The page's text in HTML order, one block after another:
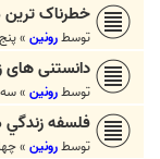
خطرناک ترين
توسطرونین »پنج‌شنبه
دانستنی
توسطرونین »سه‌شنبه
فلسفه زندگي
توسطرونین »